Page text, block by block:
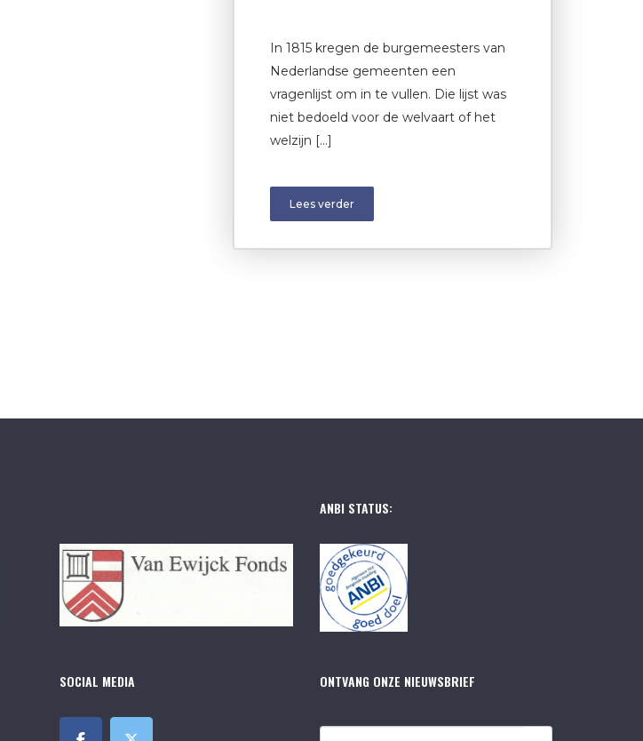
In 1815 kregen de burgemeesters van
Nederlandse gemeenten een
vragenlijst om in te vullen. Die lijst was
niet bedoeld voor de welvaart of het
welzijn […]
Lees verder
ANBI STATUS:
SOCIAL MEDIA ONTVANG ONZE NIEUWSBRIEF